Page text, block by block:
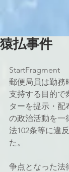
猿払事件
StartFragment
郵便局員は勤務
支持する目的で
ターを提示・配
の政治活動を一
法102条等に違
た。
争点となった法